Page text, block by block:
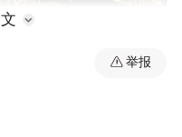
举报